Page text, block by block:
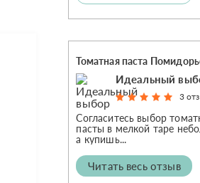
Томатная паста
Идеальный
3
Согласитесь выбор
пасты в мелкой таре
а купишь...
Читать весь отзыв